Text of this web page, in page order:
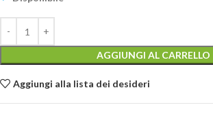
AGGIUNGI AL CARRELLO
Aggiungi alla lista dei desideri